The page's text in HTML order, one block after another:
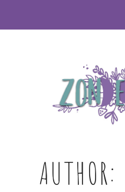
AUTHOR: